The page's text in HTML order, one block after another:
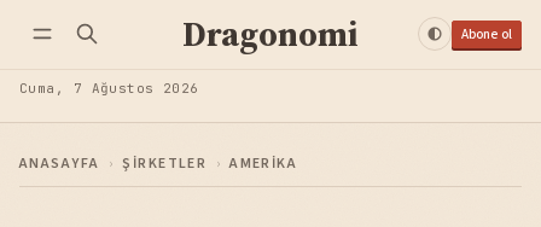
Dragonomi Abone ol
Cuma, 7 Ağustos 2026
ANASAYFA › ŞIRKETLER › AMERIKA